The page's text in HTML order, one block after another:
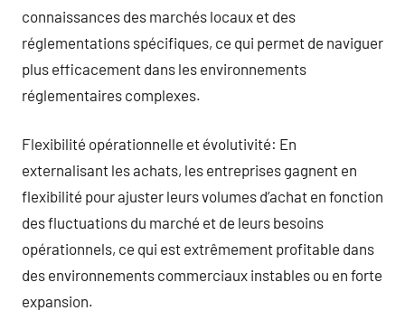
connaissances des marchés locaux et des
réglementations spécifiques, ce qui permet de naviguer
plus efficacement dans les environnements
réglementaires complexes.
Flexibilité opérationnelle et évolutivité: En
externalisant les achats, les entreprises gagnent en
flexibilité pour ajuster leurs volumes d’achat en fonction
des fluctuations du marché et de leurs besoins
opérationnels, ce qui est extrêmement profitable dans
des environnements commerciaux instables ou en forte
expansion.